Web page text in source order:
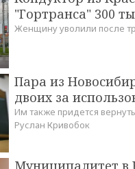
"Гортранса" 300
Женщину уволили после
Пара из
двоих за
Им также придется
Руслан Кривобок
Муниципалитет в